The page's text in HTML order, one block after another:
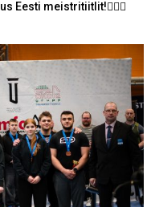
Eesti meistritiitlit!🏋‍♀💪